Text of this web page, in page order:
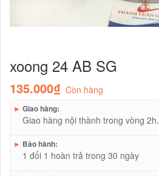
xoong 24 AB SG
135.000₫ Còn hàng
► Giao hàng:
Giao hàng nội thành trong vòng 2h.
► Bảo hành:
1 đổi 1 hoàn trả trong 30 ngày